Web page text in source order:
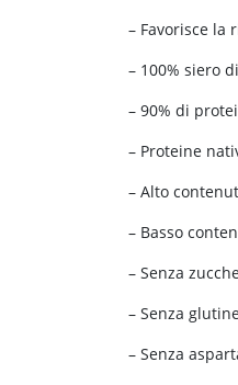
– Favorisce la
– 100% siero
– 90% di
– Proteine
– Alto
– Basso
– Senza
– Senza
– Senza